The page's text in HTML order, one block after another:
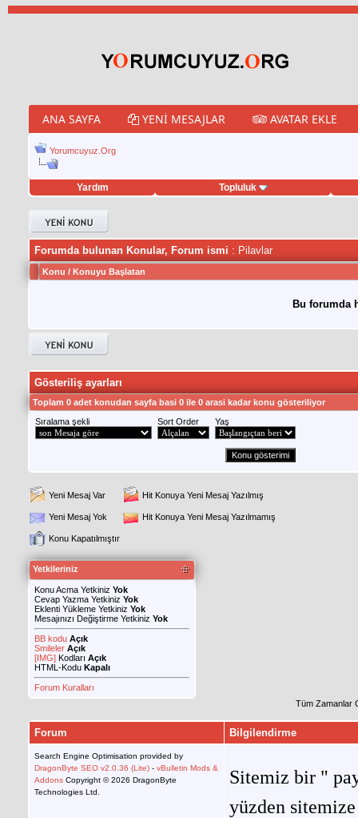
ANA SAYFA YENI MESAJLAR AVATAR EKLE
Yorumcuyuz.Org
Yardım Topluluk
hilesi
Forumda bulunan Konular, Forum ismi : Pilavlar
Konu / Konuyu Başlatan
Bu forumda
Gösteriliş ayarları
Toplam 0 adet konudan sayfa basi 0 ile 0 arasi kadar konu gösteriliyor
Sıralama şekli
Sort Order Yaş
Yeni Mesaj Var Hit Konuya Yeni Mesaj Yazılmış
Yeni Mesaj Yok Hit Konuya Yeni Mesaj Yazılmamış
Konu Kapatılmıştır
Yetkileriniz
Konu Acma Yetkiniz Yok
Cevap Yazma Yetkiniz Yok
Eklenti Yükleme Yetkiniz Yok
Mesajınızı Değiştirme Yetkiniz Yok
BB kodu Açık
Smileler Açık
[IMG] Kodları Açık
HTML-Kodu Kapalı
Forum Kuralları
Tüm Zamanlar
Forum Bilgilendirme
Search Engine Optimisation provided by
DragonByte SEO v2.0.36 (Lite) - vBulletin Mods &
Addons Copyright © 2026 DragonByte
Technologies Ltd.
Sitemiz bir "
yüzden